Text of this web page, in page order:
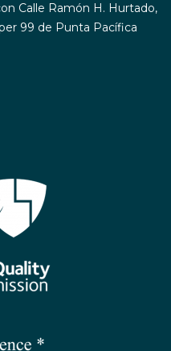
Calle Ramón H. Hurtado,
99 de Punta Pacífica